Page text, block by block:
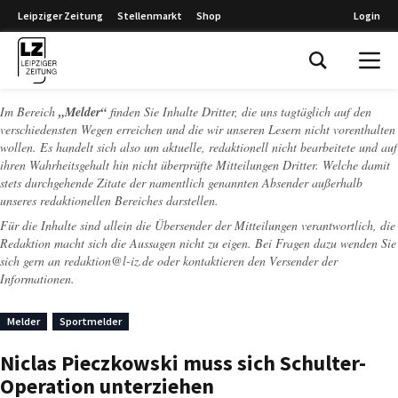
Leipziger Zeitung Stellenmarkt Shop Login
Im Bereich „Melder“ finden Sie Inhalte Dritter, die uns tagtäglich auf den
verschiedensten Wegen erreichen und die wir unseren Lesern nicht vorenthalten
wollen. Es handelt sich also um aktuelle, redaktionell nicht bearbeitete und auf
ihren Wahrheitsgehalt hin nicht überprüfte Mitteilungen Dritter. Welche damit
stets durchgehende Zitate der namentlich genannten Absender außerhalb
unseres redaktionellen Bereiches darstellen.
Für die Inhalte sind allein die Übersender der Mitteilungen verantwortlich, die
Redaktion macht sich die Aussagen nicht zu eigen. Bei Fragen dazu wenden Sie
sich gern an redaktion@l-iz.de oder kontaktieren den Versender der
Informationen.
Melder Sportmelder
Niclas Pieczkowski muss sich Schulter-
Operation unterziehen